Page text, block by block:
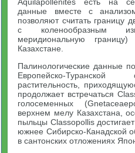
данные вместе с
позволяют считать границу
с коленообразным
меридиональную
Казахстане.
Палинологические данные
Европейско-
растительность,
продолжает встречаться
голосеменных
верхнем мелу Казахстана,
пыльцы Classopollis
южнее Сибирско-Канадской
в сантонских отложениях